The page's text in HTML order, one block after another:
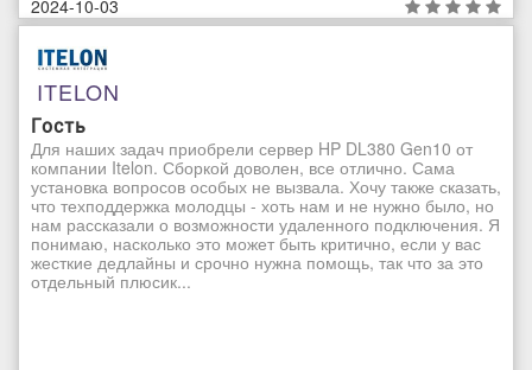
2024-10-03
ITELON
Гость
Для наших задач приобрели сервер HP DL380 Gen10 от
компании Itelon. Сборкой доволен, все отлично. Сама
установка вопросов особых не вызвала. Хочу также сказать,
что техподдержка молодцы - хоть нам и не нужно было, но
нам рассказали о возможности удаленного подключения. Я
понимаю, насколько это может быть критично, если у вас
жесткие дедлайны и срочно нужна помощь, так что за это
отдельный плюсик...